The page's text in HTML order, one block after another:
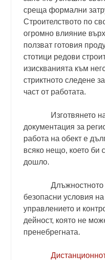
среща формални
Строителството по
огромно влияние
ползват готовия
стотици редови
изискванията към
стриктното следене
част от работата.
Изготвянето на
документация за
работа на обект е
всяко нещо, което би
дошло.
Длъжностното
безопасни условия
управлението и
дейност, която не
пренебрегната.